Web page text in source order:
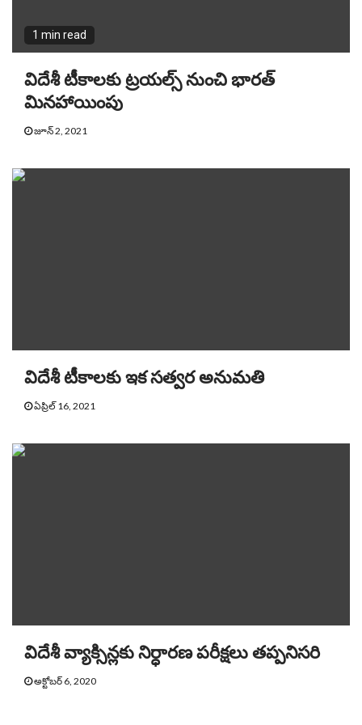
1 min read
విదేశీ టీకాలకు ట్ర‌య‌ల్స్ నుంచి భారత్
మినహాయింపు
జూన్ 2, 2021
విదేశీ టీకాలకు ఇక సత్వర అనుమతి
ఏప్రిల్ 16, 2021
విదేశీ వ్యాక్సిన్లకు నిర్ధారణ పరీక్షలు తప్పనిసరి
అక్టోబర్ 6, 2020